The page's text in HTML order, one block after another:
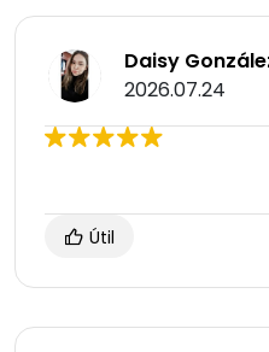
Daisy
2026.07.24
Útil